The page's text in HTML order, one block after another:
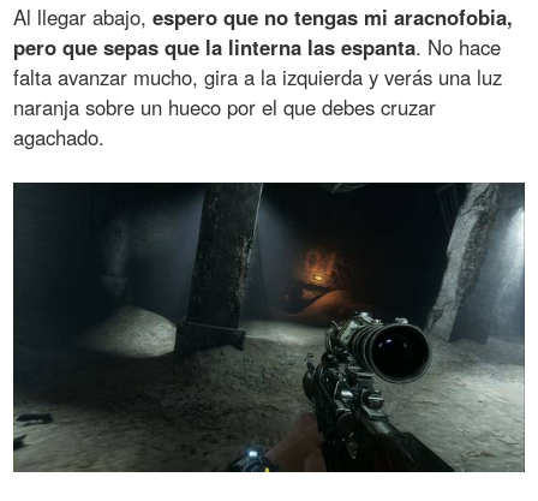
Al llegar abajo,espero que no tengas mi aracnofobia,
pero que sepas que la linterna las espanta. No hace
falta avanzar mucho, gira a la izquierda y verás una luz
naranja sobre un hueco por el que debes cruzar
agachado.